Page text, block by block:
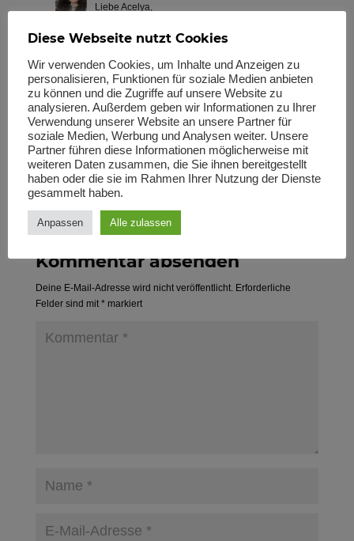
Liebe Acelya,
eine Teilnahme ist immer noch möglich. Bitte
studierendensektion@kwg-ev.org, dann setzen wir
dich auf unsere Liste – genauere Infos folgen dann
auch ganz bald.
Liebe Grüße und bis bald,
Jil Kalmes
im Namen der Studierendensektion der KWG
Kommentar absenden
Deine E-Mail-Adresse wird nicht veröffentlicht. Erforderliche
Felder sind mit*markiert
Diese Webseite nutzt Cookies
Wir verwenden Cookies, um Inhalte und Anzeigen zu
personalisieren, Funktionen für soziale Medien anbieten
zu können und die Zugriffe auf unsere Website zu
analysieren. Außerdem geben wir Informationen zu Ihrer
Verwendung unserer Website an unsere Partner für
soziale Medien, Werbung und Analysen weiter. Unsere
Partner führen diese Informationen möglicherweise mit
weiteren Daten zusammen, die Sie ihnen bereitgestellt
haben oder die sie im Rahmen Ihrer Nutzung der Dienste
gesammelt haben.
Anpassen Alle zulassen